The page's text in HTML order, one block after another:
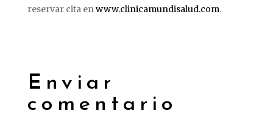
reservar cita enwww.clinicamundisalud.com.
Enviar
comentario